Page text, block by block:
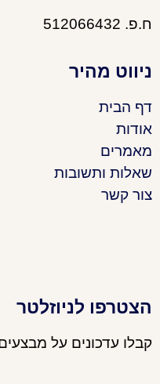
ח.פ. 512066432
ניווט מהיר
דף הבית
אודות
מאמרים
שאלות ותשובות
צור קשר
הצטרפו לניוזלטר
קבלו עדכונים על